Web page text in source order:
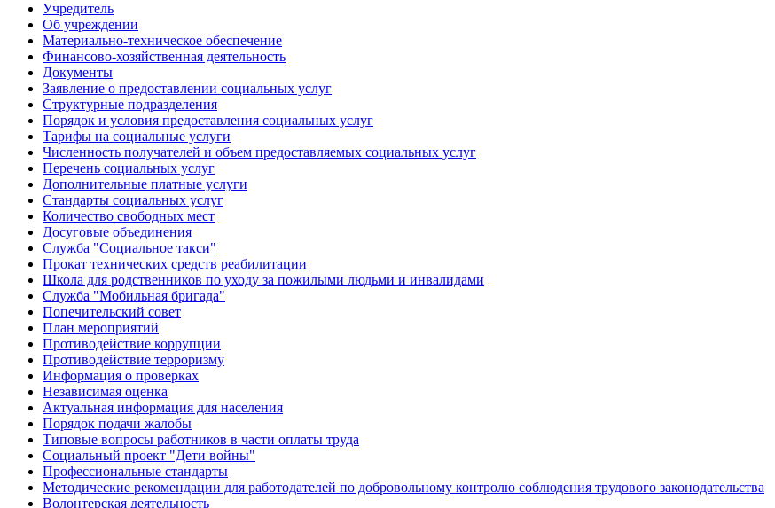
Учредитель
Об учреждении
Материально-техническое обеспечение
Финансово-хозяйственная деятельность
Документы
Заявление о предоставлении социальных услуг
Структурные подразделения
Порядок и условия предоставления социальных услуг
Тарифы на социальные услуги
Численность получателей и объем предоставляемых социальных услуг
Перечень социальных услуг
Дополнительные платные услуги
Стандарты социальных услуг
Количество свободных мест
Досуговые объединения
Служба "Социальное такси"
Прокат технических средств реабилитации
Школа для родственников по уходу за пожилыми людьми и инвалидами
Служба "Мобильная бригада"
Попечительский совет
План мероприятий
Противодействие коррупции
Противодействие терроризму
Информация о проверках
Независимая оценка
Актуальная информация для населения
Порядок подачи жалобы
Типовые вопросы работников в части оплаты труда
Социальный проект "Дети войны"
Профессиональные стандарты
Методические рекомендации для работодателей по добровольному контролю соблюдения трудового законодательства
Волонтерская деятельность